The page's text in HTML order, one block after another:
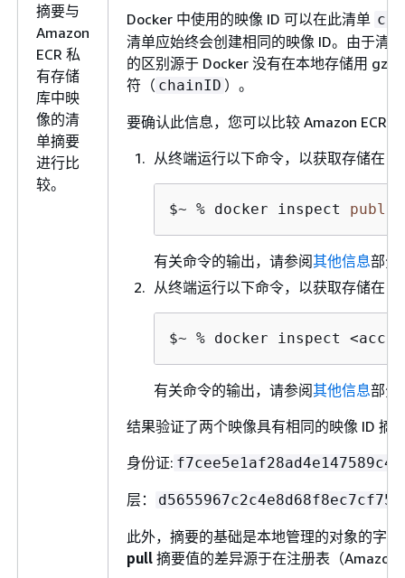
摘要与
Amazon
ECR 私
有存储
库中映
像的清
单摘要
进行比
较。
Docker 中使用的映像 ID 可以在此清单
清单应始终会创建相同的映像 ID。由于清
的区别源于 Docker 没有在本地存储用
符（ chainID ）。
要确认此信息，您可以比较 Amazon ECR
从终端运行以下命令，以获取存储在
$~ % docker inspect public
有关命令的输出，请参阅其他信息部分
从终端运行以下命令，以获取存储在
$~ % docker inspect
有关命令的输出，请参阅其他信息部分
结果验证了两个映像具有相同的映像 ID 摘
身份证:
层：
此外，摘要的基础是本地管理的对象的字
pull 摘要值的差异源于在注册表（Amazon